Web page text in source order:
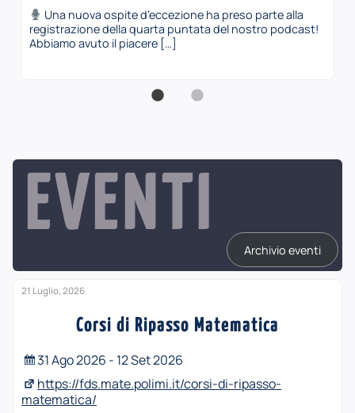
Una nuova ospite d’eccezione ha preso parte alla
registrazione della quarta puntata del nostro podcast!
Abbiamo avuto il piacere […]
EVENTI
Archivio eventi
21 Luglio, 2026
Corsi di Ripasso Matematica
31 Ago 2026 - 12 Set 2026
https://fds.mate.polimi.it/corsi-di-ripasso-
matematica/